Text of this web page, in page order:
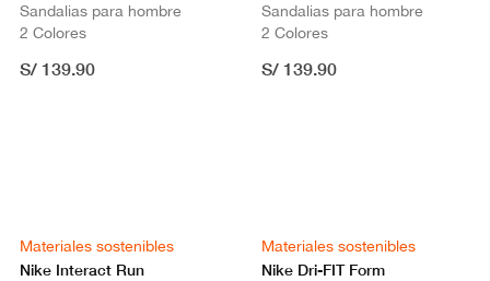
Sandalias para hombre
2 Colores
S/ 139.90
Sandalias para hombre
2 Colores
S/ 139.90
Materiales sostenibles
Nike Interact Run
Materiales sostenibles
Nike Dri-FIT Form